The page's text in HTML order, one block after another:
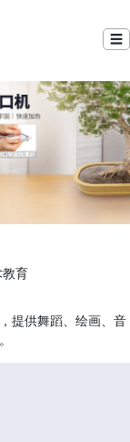
☰
教育
提供舞蹈、绘画、音